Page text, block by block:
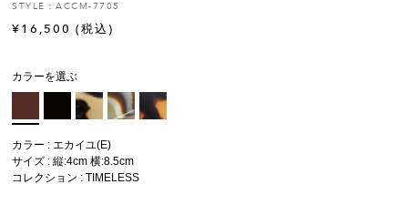
STYLE：ACCM-7705
¥ 16,500 (税込)
カラーを選ぶ
カラー : エカイユ(E)
サイズ : 縦:4cm 横:8.5cm
コレクション :TIMELESS